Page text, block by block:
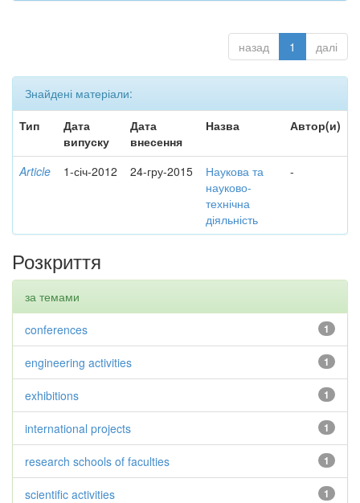
назад 1 далі
Знайдені матеріали:
Тип
Дата
випуску
Дата
внесення
Назва Автор(и)
Article 1-січ-2012 24-гру-2015
Наукова та
науково-
технічна
діяльність
-
Розкриття
за темами
1
conferences
1
engineering activities
1
exhibitions
1
international projects
1
research schools of faculties
1
scientific activities